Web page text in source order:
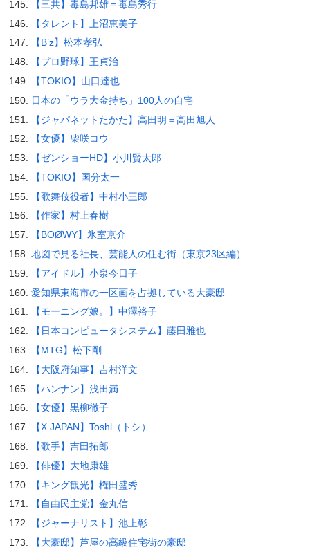
【三共】毒島邦雄＝毒島秀行
【タレント】上沼恵美子
【B’z】松本孝弘
【プロ野球】王貞治
【TOKIO】山口達也
日本の「ウラ大金持ち」100人の自宅
【ジャパネットたかた】高田明＝高田旭人
【女優】柴咲コウ
【ゼンショーHD】小川賢太郎
【TOKIO】国分太一
【歌舞伎役者】中村小三郎
【作家】村上春樹
【BOØWY】氷室京介
地図で見る社長、芸能人の住む街（東京23区編）
【アイドル】小泉今日子
愛知県東海市の一区画を占拠している大豪邸
【モーニング娘。】中澤裕子
【日本コンピュータシステム】藤田雅也
【MTG】松下剛
【大阪府知事】吉村洋文
【ハンナン】浅田満
【女優】黒柳徹子
【X JAPAN】Toshl（トシ）
【歌手】吉田拓郎
【俳優】大地康雄
【キング観光】権田盛秀
【自由民主党】金丸信
【ジャーナリスト】池上彰
【大豪邸】芦屋の高級住宅街の豪邸